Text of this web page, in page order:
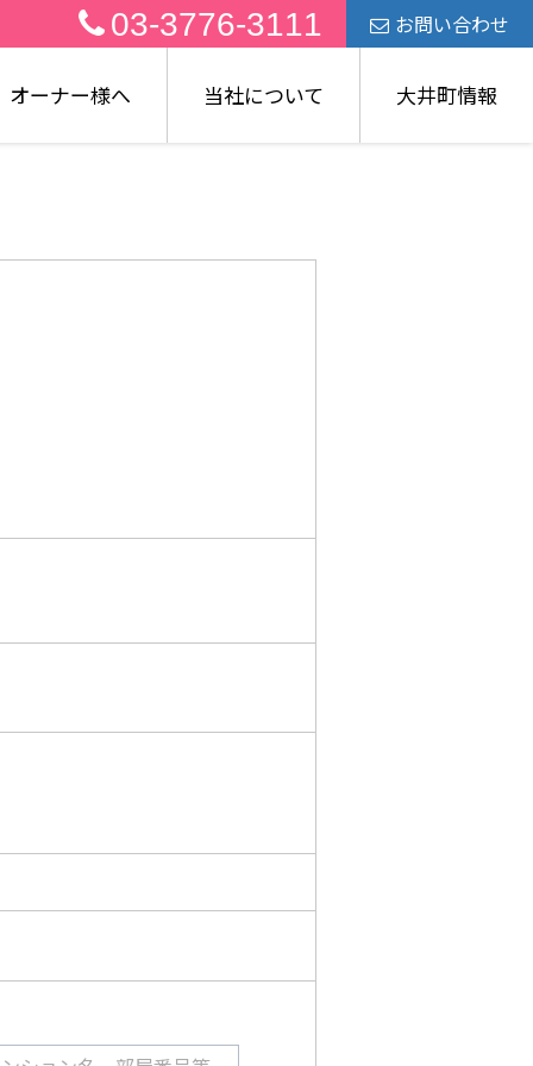
03-3776-3111 お問い合わせ
オーナー様へ 当社について 大井町情報